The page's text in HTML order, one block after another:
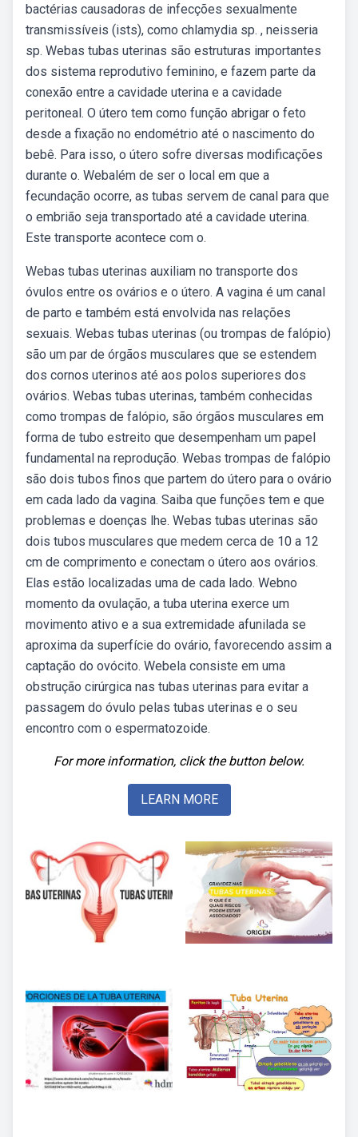
bactérias causadoras de infecções sexualmente
transmissíveis (ists), como chlamydia sp. , neisseria
sp. Webas tubas uterinas são estruturas importantes
dos sistema reprodutivo feminino, e fazem parte da
conexão entre a cavidade uterina e a cavidade
peritoneal. O útero tem como função abrigar o feto
desde a fixação no endométrio até o nascimento do
bebê. Para isso, o útero sofre diversas modificações
durante o. Webalém de ser o local em que a
fecundação ocorre, as tubas servem de canal para que
o embrião seja transportado até a cavidade uterina.
Este transporte acontece com o.
Webas tubas uterinas auxiliam no transporte dos
óvulos entre os ovários e o útero. A vagina é um canal
de parto e também está envolvida nas relações
sexuais. Webas tubas uterinas (ou trompas de falópio)
são um par de órgãos musculares que se estendem
dos cornos uterinos até aos polos superiores dos
ovários. Webas tubas uterinas, também conhecidas
como trompas de falópio, são órgãos musculares em
forma de tubo estreito que desempenham um papel
fundamental na reprodução. Webas trompas de falópio
são dois tubos finos que partem do útero para o ovário
em cada lado da vagina. Saiba que funções tem e que
problemas e doenças lhe. Webas tubas uterinas são
dois tubos musculares que medem cerca de 10 a 12
cm de comprimento e conectam o útero aos ovários.
Elas estão localizadas uma de cada lado. Webno
momento da ovulação, a tuba uterina exerce um
movimento ativo e a sua extremidade afunilada se
aproxima da superfície do ovário, favorecendo assim a
captação do ovócito. Webela consiste em uma
obstrução cirúrgica nas tubas uterinas para evitar a
passagem do óvulo pelas tubas uterinas e o seu
encontro com o espermatozoide.
For more information, click the button below.
LEARN MORE